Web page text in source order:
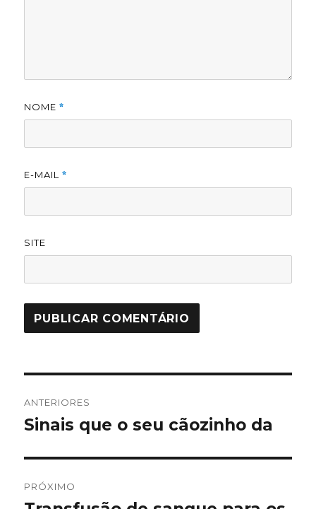
NOME*
E-MAIL*
SITE
de
ANTERIORES
Post
Sinais que o seu cãozinho da
PRÓXIMO